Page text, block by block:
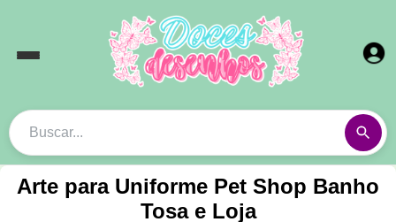
Arte para Uniforme Pet Shop Banho
Tosa e Loja